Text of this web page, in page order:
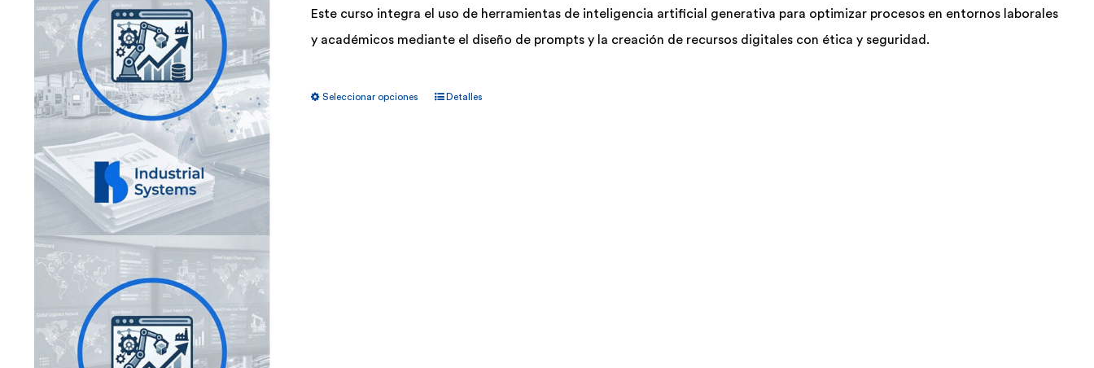
Este curso integra el uso de herramientas de inteligencia artificial generativa para optimizar procesos en entornos laborales
y académicos mediante el diseño de prompts y la creación de recursos digitales con ética y seguridad.
Seleccionar opciones Detalles